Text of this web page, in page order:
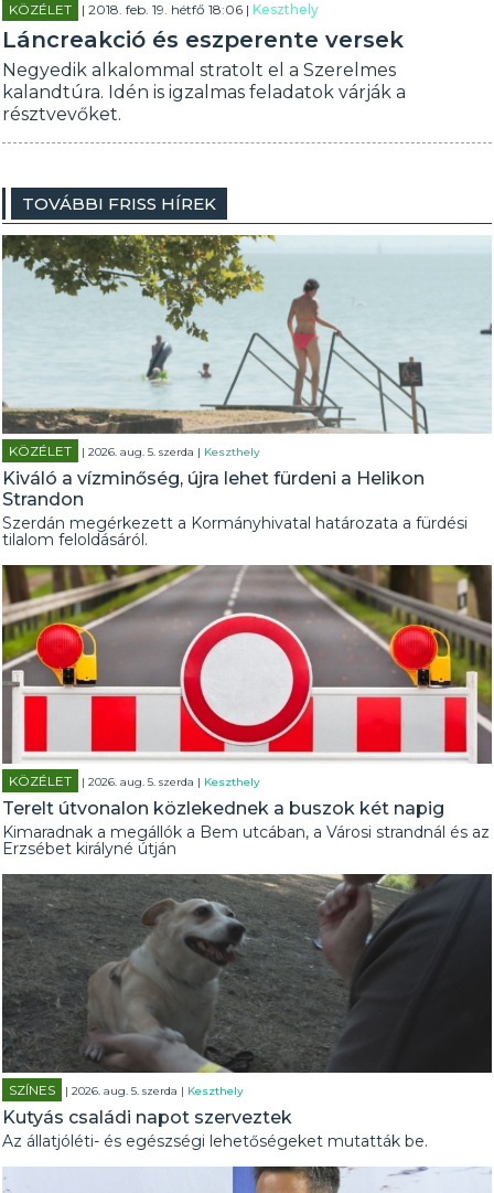
KÖZÉLET | 2018. feb. 19. hétfő 18:06 |Keszthely
Láncreakció és eszperente versek
Negyedik alkalommal stratolt el a Szerelmes
kalandtúra. Idén is igzalmas feladatok várják a
résztvevőket.
TOVÁBBI FRISS HÍREK
KÖZÉLET | 2026. aug. 5. szerda | Keszthely
Kiváló a vízminőség, újra lehet fürdeni a Helikon
Strandon
Szerdán megérkezett a Kormányhivatal határozata a fürdési
tilalom feloldásáról.
KÖZÉLET | 2026. aug. 5. szerda | Keszthely
Terelt útvonalon közlekednek a buszok két napig
Kimaradnak a megállók a Bem utcában, a Városi strandnál és az
Erzsébet királyné útján
SZÍNES | 2026. aug. 5. szerda | Keszthely
Kutyás családi napot szerveztek
Az állatjóléti- és egészségi lehetőségeket mutatták be.